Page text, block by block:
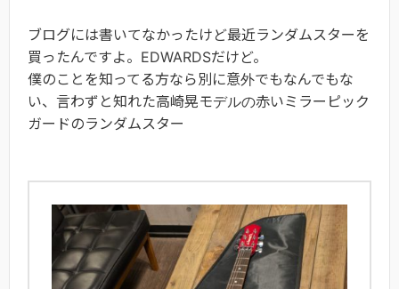
ブログには書いてなかったけど最近ランダムスターを
買ったんですよ。EDWARDSだけど。
僕のことを知ってる方なら別に意外でもなんでもな
い、言わずと知れた高崎晃モデルの赤いミラーピック
ガードのランダムスター